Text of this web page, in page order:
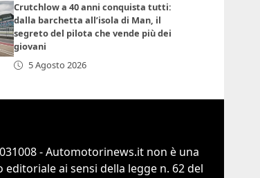
Crutchlow a 40 anni conquista tutti:
dalla barchetta all’isola di Man, il
segreto del pilota che vende più dei
giovani
5 Agosto 2026
- Automotorinews.it non è una
ai sensi della legge n. 62 del